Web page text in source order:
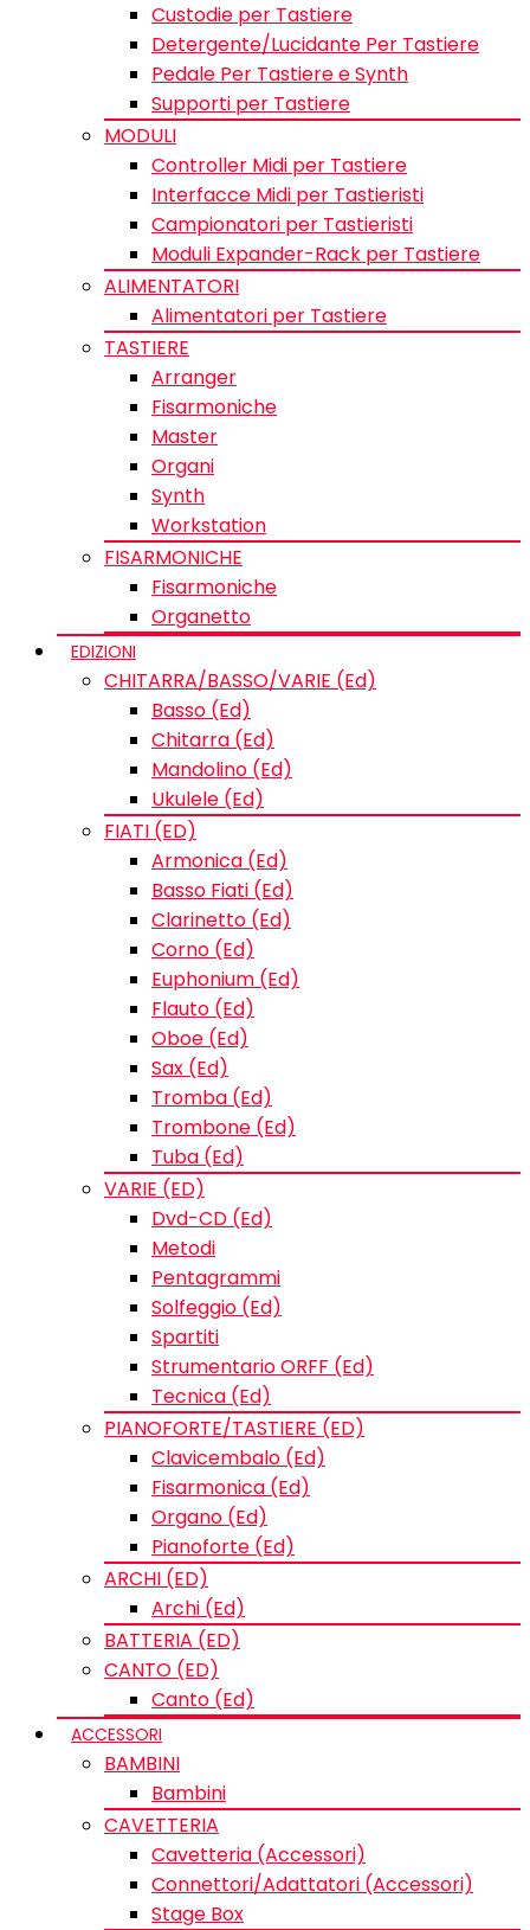
Custodie per Tastiere
Detergente/Lucidante Per Tastiere
Pedale Per Tastiere e Synth
Supporti per Tastiere
MODULI
Controller Midi per Tastiere
Interfacce Midi per Tastieristi
Campionatori per Tastieristi
Moduli Expander-Rack per Tastiere
ALIMENTATORI
Alimentatori per Tastiere
TASTIERE
Arranger
Fisarmoniche
Master
Organi
Synth
Workstation
FISARMONICHE
Fisarmoniche
Organetto
EDIZIONI
CHITARRA/BASSO/VARIE (Ed)
Basso (Ed)
Chitarra (Ed)
Mandolino (Ed)
Ukulele (Ed)
FIATI (ED)
Armonica (Ed)
Basso Fiati (Ed)
Clarinetto (Ed)
Corno (Ed)
Euphonium (Ed)
Flauto (Ed)
Oboe (Ed)
Sax (Ed)
Tromba (Ed)
Trombone (Ed)
Tuba (Ed)
VARIE (ED)
Dvd-CD (Ed)
Metodi
Pentagrammi
Solfeggio (Ed)
Spartiti
Strumentario ORFF (Ed)
Tecnica (Ed)
PIANOFORTE/TASTIERE (ED)
Clavicembalo (Ed)
Fisarmonica (Ed)
Organo (Ed)
Pianoforte (Ed)
ARCHI (ED)
Archi (Ed)
BATTERIA (ED)
CANTO (ED)
Canto (Ed)
ACCESSORI
BAMBINI
Bambini
CAVETTERIA
Cavetteria (Accessori)
Connettori/Adattatori (Accessori)
Stage Box